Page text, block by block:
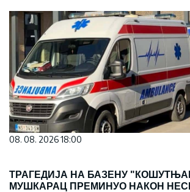
08. 08. 2026 18:00
ТРАГЕДИЈА НА БАЗЕНУ
МУШКАРАЦ ПРЕМИНУО НАКОН